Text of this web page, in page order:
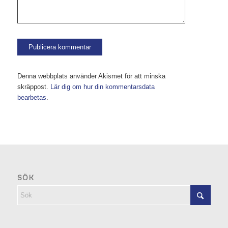
Denna webbplats använder Akismet för att minska
skräppost. Lär dig om hur din kommentarsdata
bearbetas.
SÖK